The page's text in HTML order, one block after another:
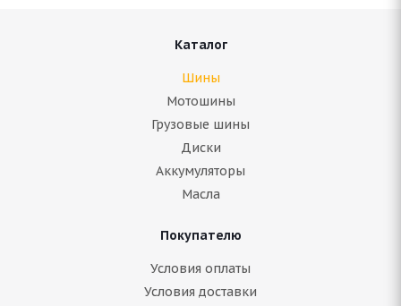
ARIVO Carlorful A/S 195/55 R16 91V
Каталог
Шины
Мотошины
Грузовые шины
Диски
Аккумуляторы
Масла
Покупателю
Условия оплаты
Условия доставки